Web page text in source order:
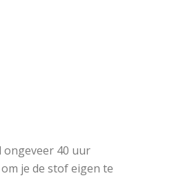
40 uur
je de stof eigen te